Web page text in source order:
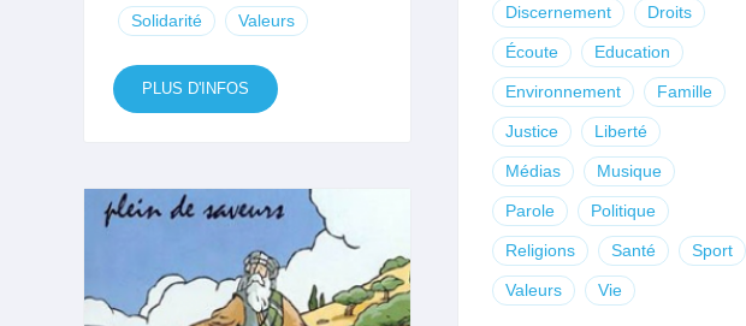
Solidarité Valeurs
PLUS D'INFOS
Discernement Droits
Écoute Education
Environnement Famille
Justice Liberté
Médias Musique
Parole Politique
Religions Santé Sport
Valeurs Vie